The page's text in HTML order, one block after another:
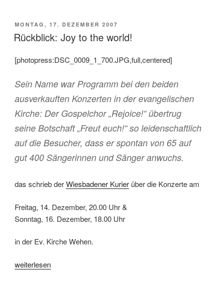
VERÖFFENTLICHT
AM
MONTAG, 17. DEZEMBER 2007
Rückblick: Joy to the world!
[photopress:DSC_0009_1_700.JPG,full,centered]
Sein Name war Programm bei den beiden
ausverkauften Konzerten in der evangelischen
Kirche: Der Gospelchor „Rejoice!“ übertrug
seine Botschaft „Freut euch!“ so leidenschaftlich
auf die Besucher, dass er spontan von 65 auf
gut 400 Sängerinnen und Sänger anwuchs.
das schrieb derWiesbadener Kurier über die Konzerte am
Freitag, 14. Dezember, 20.00 Uhr &
Sonntag, 16. Dezember, 18.00 Uhr
in der Ev. Kirche Wehen.
„Rückblick:
weiterlesen